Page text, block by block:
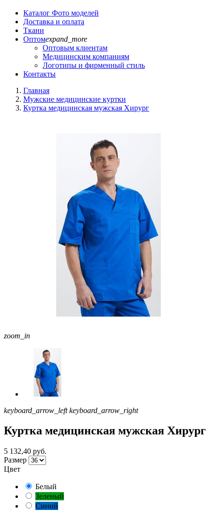
Каталог Фото моделей
Доставка и оплата
Ткани
Оптомexpand_more
Оптовым клиентам
Медицинским компаниям
Логотипы и фирменный стиль
Контакты
Главная
Мужские медицинские куртки
Куртка медицинская мужская Хирург
zoom_in
keyboard_arrow_left keyboard_arrow_right
Куртка медицинская мужская Хирург
5 132,40 руб.
Размер
Цвет
Белый
Зеленый
Синий